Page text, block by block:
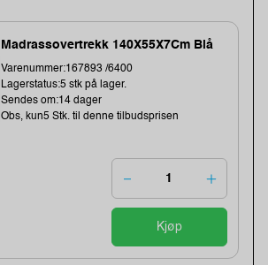
Madrassovertrekk 140X55X7Cm Blå
Varenummer:167893 /6400
Lagerstatus:5 stk på lager.
Sendes om:14 dager
Obs, kun5 Stk. til denne tilbudsprisen
Kjøp